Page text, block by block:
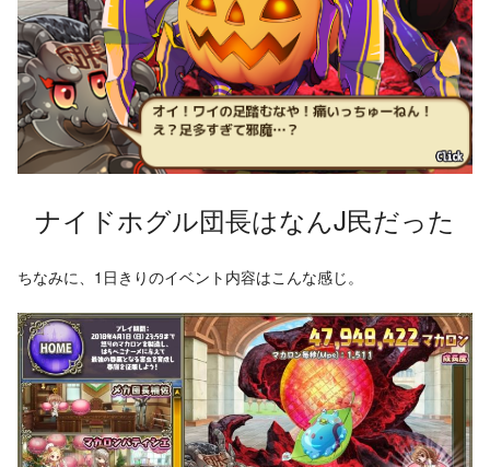
ナイドホグル団長はなんJ民だった
ちなみに、1日きりのイベント内容はこんな感じ。